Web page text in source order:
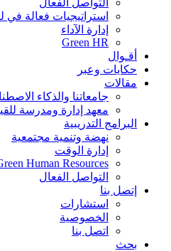
استراتيجيات فعالة في
إدارة الآداء
Green HR
أقـوال
حكايات وعبر
مقالات
جامعاتنا والذكاء
معهد إدارة ومدرسة
البرامج التدريبية
نهضة وتنمية مجتمعية
إدارة الوقت
Human Resources
التواصل الفعال
إتصل بنا
استشارات
الخصوصية
اتصل بنا
بحث